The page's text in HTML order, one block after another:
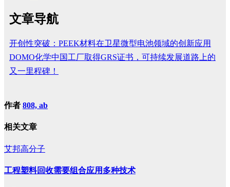
文章导航
开创性突破：PEEK材料在卫星微型电池领域的创新应用
DOMO化学中国工厂取得GRS证书，可持续发展道路上的
又一里程碑！
作者 808, ab
相关文章
艾邦高分子
工程塑料回收需要组合应用多种技术